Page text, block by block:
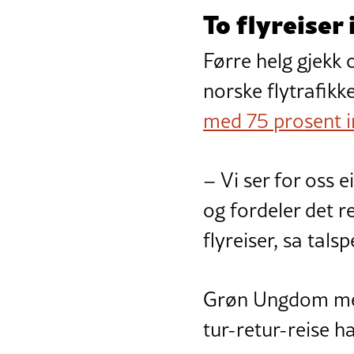
To flyreiser
Førre helg gjekk
norske
med 75 prosent
– Vi ser for oss
og fordeler det
flyreiser, sa
Grøn Ungdom
tur-retur-reise